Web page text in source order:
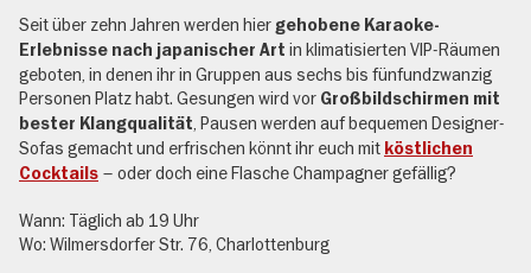
Seit über zehn Jahren werden hier gehobene Karaoke-
Erlebnisse nach japanischer Art in klimatisierten VIP-Räumen
geboten, in denen ihr in Gruppen aus sechs bis fünfundzwanzig
Personen Platz habt. Gesungen wird vor Großbildschirmen mit
bester Klangqualität, Pausen werden auf bequemen Designer-
Sofas gemacht und erfrischen könnt ihr euch mit köstlichen
Cocktails – oder doch eine Flasche Champagner gefällig?
Wann: Täglich ab 19 Uhr
Wo: Wilmersdorfer Str. 76, Charlottenburg